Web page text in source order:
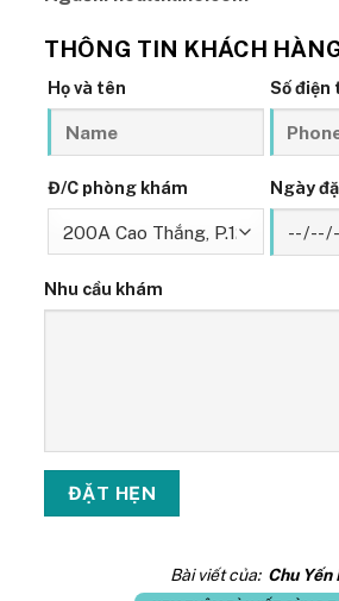
THÔNG TIN KHÁCH
Họ và tên Số điện
Đ/C phòng khám Ngày
Nhu cầu khám
Bài viết của: Chu Yến